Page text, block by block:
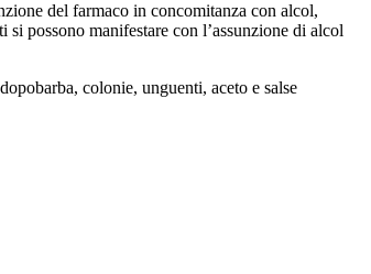
del farmaco in concomitanza con alcol,
possono manifestare con l’assunzione di alcol
colonie, unguenti, aceto e salse